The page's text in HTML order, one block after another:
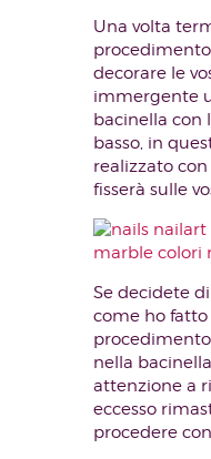
Una volta
decorare le
immergente
bacinella con
basso, in
realizzato
fisserà sulle
Se decidete
come ho
nella
attenzione a
eccesso
procedere